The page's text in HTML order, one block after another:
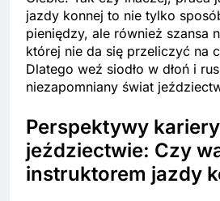
jazdy konnej to nie tylko
pieniędzy, ale również szansa
której nie da się przeliczyć na
Dlatego weź siodło w dłoń i
niezapomniany świat
Perspektywy
jeździectwie: Czy
instruktorem jazdy